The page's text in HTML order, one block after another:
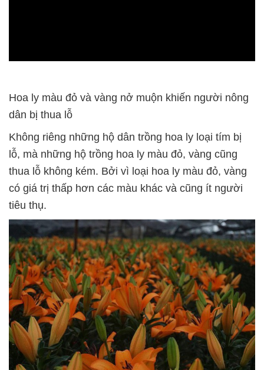
Hoa ly màu đỏ và vàng nở muộn khiến người nông
dân bị thua lỗ
Không riêng những hộ dân trồng hoa ly loại tím bị
lỗ, mà những hộ trồng hoa ly màu đỏ, vàng cũng
thua lỗ không kém. Bởi vì loại hoa ly màu đỏ, vàng
có giá trị thấp hơn các màu khác và cũng ít người
tiêu thụ.